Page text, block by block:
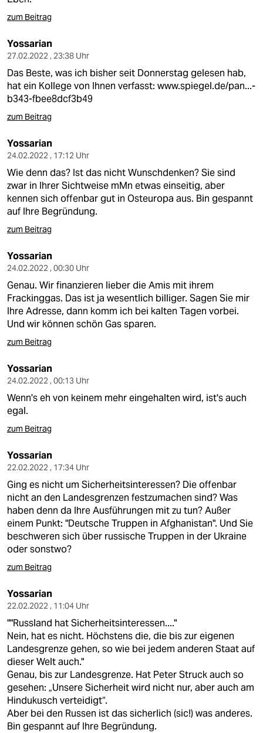
zum Beitrag
Yossarian
27.02.2022 , 23:38 Uhr
Das Beste, was ich bisher seit Donnerstag gelesen hab,
hat ein Kollege von Ihnen verfasst: www.spiegel.de/pan...-
b343-fbee8dcf3b49
zum Beitrag
Yossarian
24.02.2022 , 17:12 Uhr
Wie denn das? Ist das nicht Wunschdenken? Sie sind
zwar in Ihrer Sichtweise mMn etwas einseitig, aber
kennen sich offenbar gut in Osteuropa aus. Bin gespannt
auf Ihre Begründung.
zum Beitrag
Yossarian
24.02.2022 , 00:30 Uhr
Genau. Wir finanzieren lieber die Amis mit ihrem
Frackinggas. Das ist ja wesentlich billiger. Sagen Sie mir
Ihre Adresse, dann komm ich bei kalten Tagen vorbei.
Und wir können schön Gas sparen.
zum Beitrag
Yossarian
24.02.2022 , 00:13 Uhr
Wenn's eh von keinem mehr eingehalten wird, ist's auch
egal.
zum Beitrag
Yossarian
22.02.2022 , 17:34 Uhr
Ging es nicht um Sicherheitsinteressen? Die offenbar
nicht an den Landesgrenzen festzumachen sind? Was
haben denn da Ihre Ausführungen mit zu tun? Außer
einem Punkt: "Deutsche Truppen in Afghanistan". Und Sie
beschweren sich über russische Truppen in der Ukraine
oder sonstwo?
zum Beitrag
Yossarian
22.02.2022 , 11:04 Uhr
""Russland hat Sicherheitsinteressen...."
Nein, hat es nicht. Höchstens die, die bis zur eigenen
Landesgrenze gehen, so wie bei jedem anderen Staat auf
dieser Welt auch."
Genau, bis zur Landesgrenze. Hat Peter Struck auch so
gesehen: „Unsere Sicherheit wird nicht nur, aber auch am
Hindukusch verteidigt“.
Aber bei den Russen ist das sicherlich (sic!) was anderes.
Bin gespannt auf Ihre Begründung.